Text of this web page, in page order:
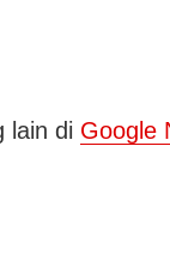
lain di Google